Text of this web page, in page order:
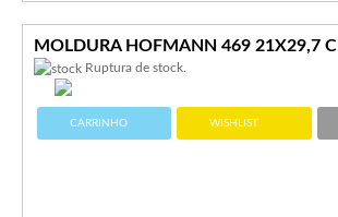
MOLDURA HOFMANN 469 21X29,7 C
Ruptura de stock.
CARRINHO WISHLIST